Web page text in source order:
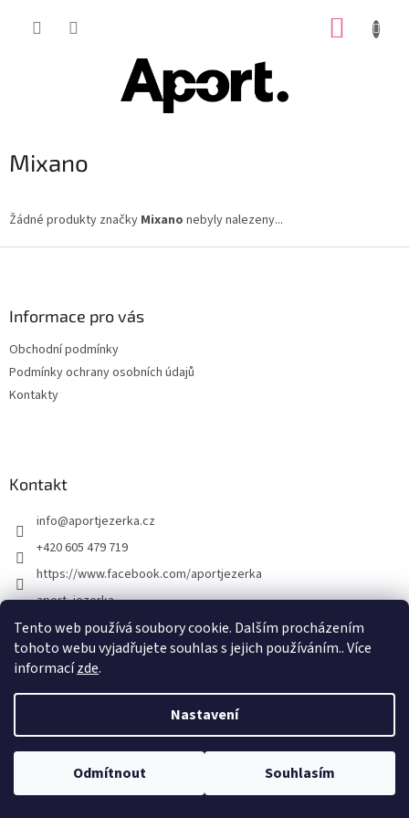
Tento web používá soubory cookie. Dalším procházením
tohoto webu vyjadřujete souhlas s jejich používáním.. Více
informacízde.
Nastavení
Odmítnout Souhlasím
Otevírací doba týdnu od 5.1. - 9.1. úterý 14:00 - 18:00 střda 14:00 - 18:00
Mixano
Žádné produkty značky Mixano nebyly nalezeny...
Informace pro vás
Obchodní podmínky
Podmínky ochrany osobních údajů
Kontakty
Kontakt
info@aportjezerka.cz
+420 605 479 719
https://www.facebook.com/aportjezerka
aport_jezerka
Copyright 2026Aport. Všechna práva vyhrazena.Upravit nastavení
cookies